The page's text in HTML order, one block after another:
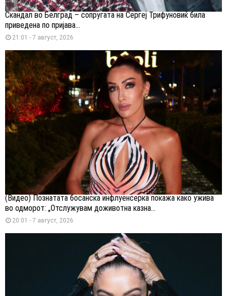
Скандал во Белград – сопругата на Сергеј Трифуновиќ била
приведена по пријава...
21:01 - 7 август, 2026
(Видео) Познатата босанска инфлуенсерка покажа како ужива
во одморот: „Отслужувам доживотна казна...
20:01 - 7 август, 2026